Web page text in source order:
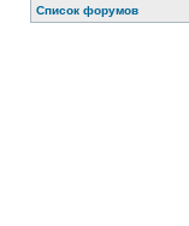
Список форумов